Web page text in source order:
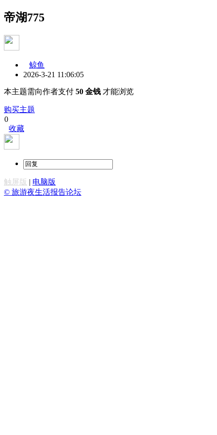
帝湖775
鲸鱼
2026-3-21 11:06:05
本主题需向作者支付 50 金钱 才能浏览
购买主题
0
收藏
触屏版 | 电脑版
© 旅游夜生活报告论坛